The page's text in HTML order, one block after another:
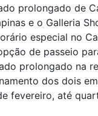
prolongado de
e o Galleria
especial no
de passeio
prolongado na
dos dois
fevereiro, até